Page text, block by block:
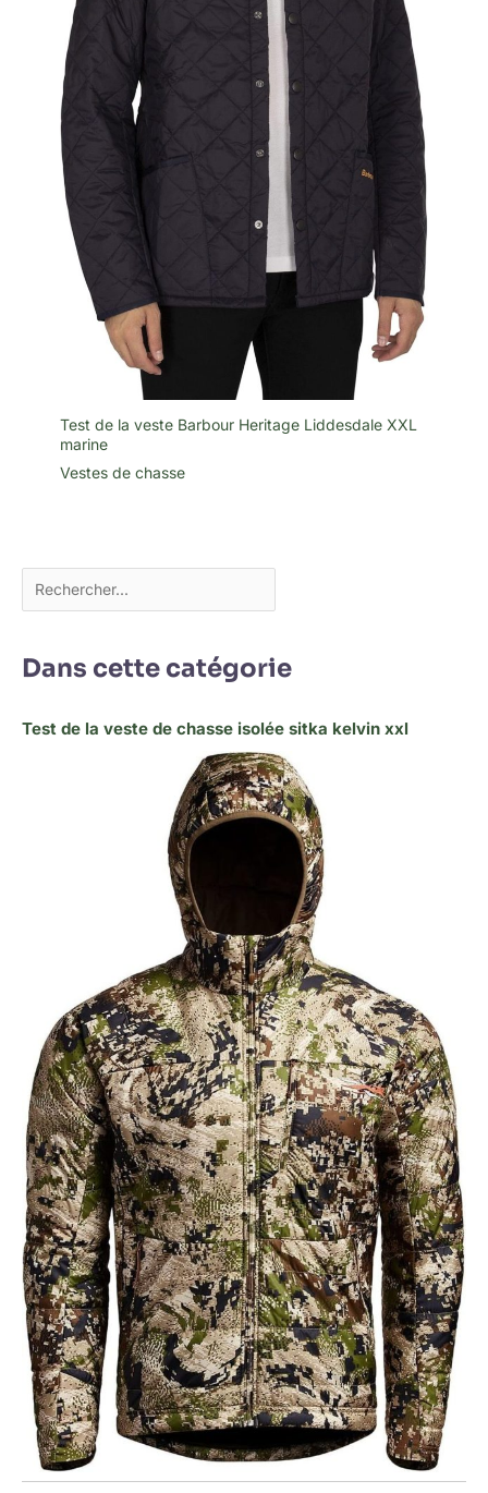
Test de la veste Barbour Heritage Liddesdale XXL
marine
Vestes de chasse
Dans cette catégorie
Test de la veste de chasse isolée sitka kelvin xxl